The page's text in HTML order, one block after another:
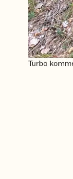
Turbo